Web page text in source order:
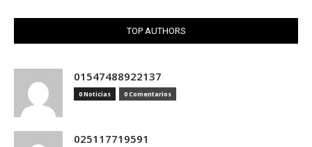
TOP AUTHORS
01547488922137
0 Noticias 0 Comentarios
025117719591